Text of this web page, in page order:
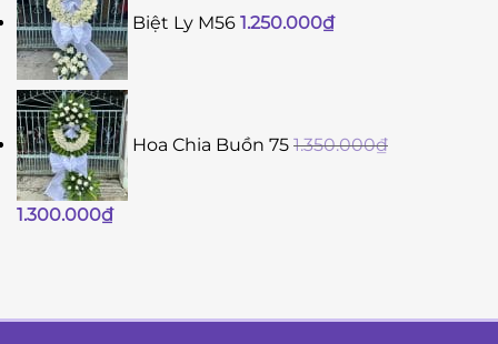
Biệt Ly M56 1.250.000₫
Hoa Chia Buồn 75 1.350.000₫
Giá
1.300.000₫Giá
1.300.000₫.